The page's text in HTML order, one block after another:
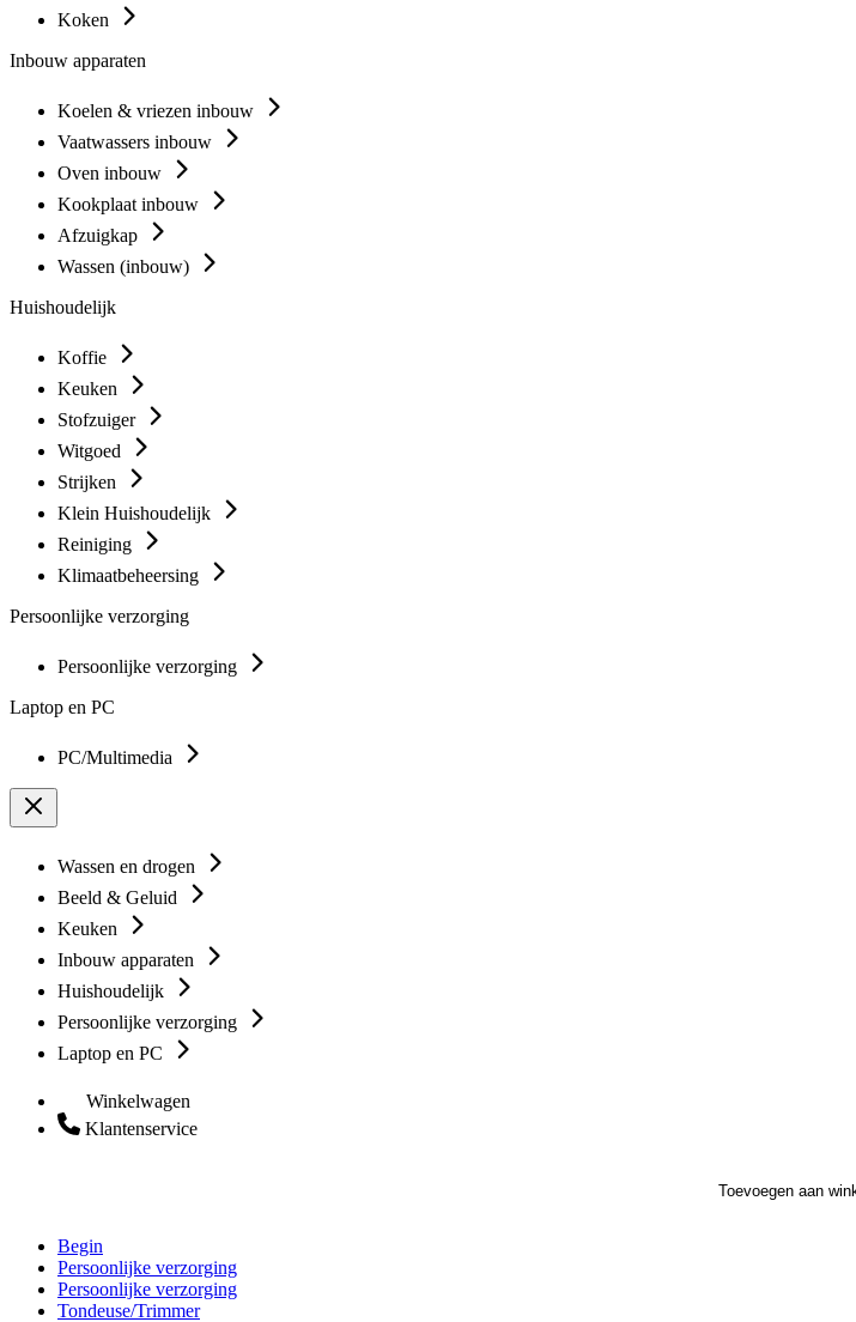
Koken
Inbouw apparaten
Koelen & vriezen inbouw
Vaatwassers inbouw
Oven inbouw
Kookplaat inbouw
Afzuigkap
Wassen (inbouw)
Huishoudelijk
Koffie
Keuken
Stofzuiger
Witgoed
Strijken
Klein Huishoudelijk
Reiniging
Klimaatbeheersing
Persoonlijke verzorging
Persoonlijke verzorging
Laptop en PC
PC/Multimedia
Wassen en drogen
Beeld & Geluid
Keuken
Inbouw apparaten
Huishoudelijk
Persoonlijke verzorging
Laptop en PC
Winkelwagen
Klantenservice
Toevoegen aan
Begin
Persoonlijke verzorging
Persoonlijke verzorging
Tondeuse/Trimmer